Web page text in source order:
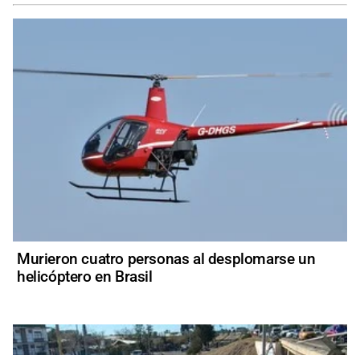
Murieron cuatro personas al desplomarse un
helicóptero en Brasil